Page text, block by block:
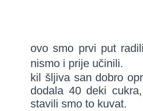
ovo smo prvi put
nismo i prije učinili.
kil šljiva san dobro
dodala 40 deki
stavili smo to kuvat.